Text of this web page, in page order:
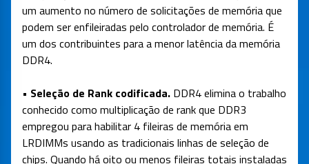
um aumento no número de solicitações de memória que
podem ser enfileiradas pelo controlador de memória. É
um dos contribuintes para a menor latência da memória
DDR4.
• Seleção de Rank codificada. DDR4 elimina o trabalho
conhecido como multiplicação de rank que DDR3
empregou para habilitar 4 fileiras de memória em
LRDIMMs usando as tradicionais linhas de seleção de
chips. Quando há oito ou menos fileiras totais instaladas